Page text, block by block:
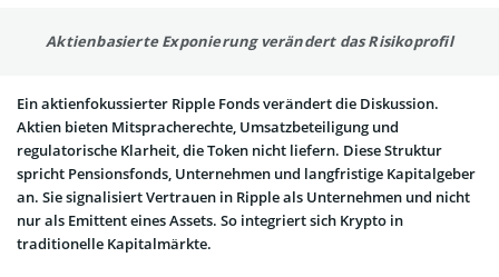
Aktienbasierte Exponierung verändert das Risikoprofil
Ein aktienfokussierter Ripple Fonds verändert die Diskussion.
Aktien bieten Mitspracherechte, Umsatzbeteiligung und
regulatorische Klarheit, die Token nicht liefern. Diese Struktur
spricht Pensionsfonds, Unternehmen und langfristige Kapitalgeber
an. Sie signalisiert Vertrauen in Ripple als Unternehmen und nicht
nur als Emittent eines Assets. So integriert sich Krypto in
traditionelle Kapitalmärkte.